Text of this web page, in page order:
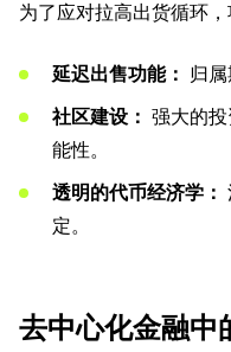
为了应对拉高出货循环，
延迟出售功能： 归属
社区建设： 强大的
能性。
透明的代币经济学：
定。
去中心化金融中